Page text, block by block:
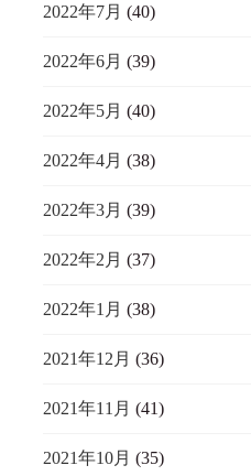
2022年7月 (40)
2022年6月 (39)
2022年5月 (40)
2022年4月 (38)
2022年3月 (39)
2022年2月 (37)
2022年1月 (38)
2021年12月 (36)
2021年11月 (41)
2021年10月 (35)